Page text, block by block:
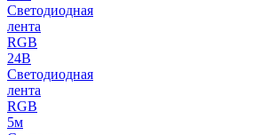
Светодиодная
лента
RGB
24В
Светодиодная
лента
RGB
5м